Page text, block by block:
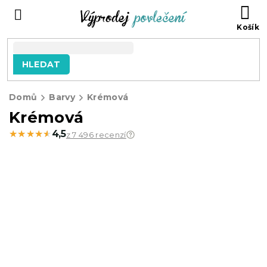
HLEDAT
Domů Barvy Krémová
Krémová
★★★★★
★★★★★ 4,5z 7 496 recenzí